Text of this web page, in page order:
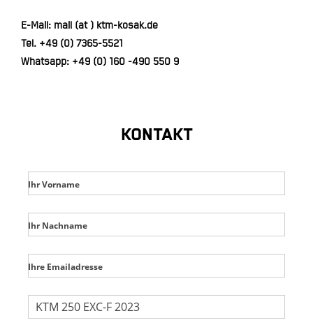
E-Mail: mail (at ) ktm-kosak.de
Tel. +49 (0) 7365-5521
Whatsapp: +49 (0) 160 -490 550 9
KONTAKT
Ihr Vorname
Ihr Nachname
Ihre Emailadresse